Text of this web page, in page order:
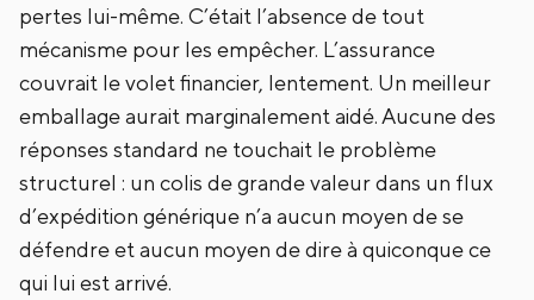
pertes lui-même. C’était l’absence de tout
mécanisme pour les empêcher. L’assurance
couvrait le volet financier, lentement. Un meilleur
emballage aurait marginalement aidé. Aucune des
réponses standard ne touchait le problème
structurel : un colis de grande valeur dans un flux
d’expédition générique n’a aucun moyen de se
défendre et aucun moyen de dire à quiconque ce
qui lui est arrivé.